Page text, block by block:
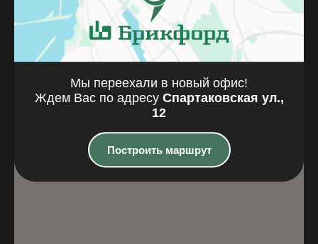
Где мы
находимся
Казань, Спартаковская улица, 12
Мы переехали в новый офис!
Ждем Вас по адресу Спартаковская ул.,
12
Построить маршрут